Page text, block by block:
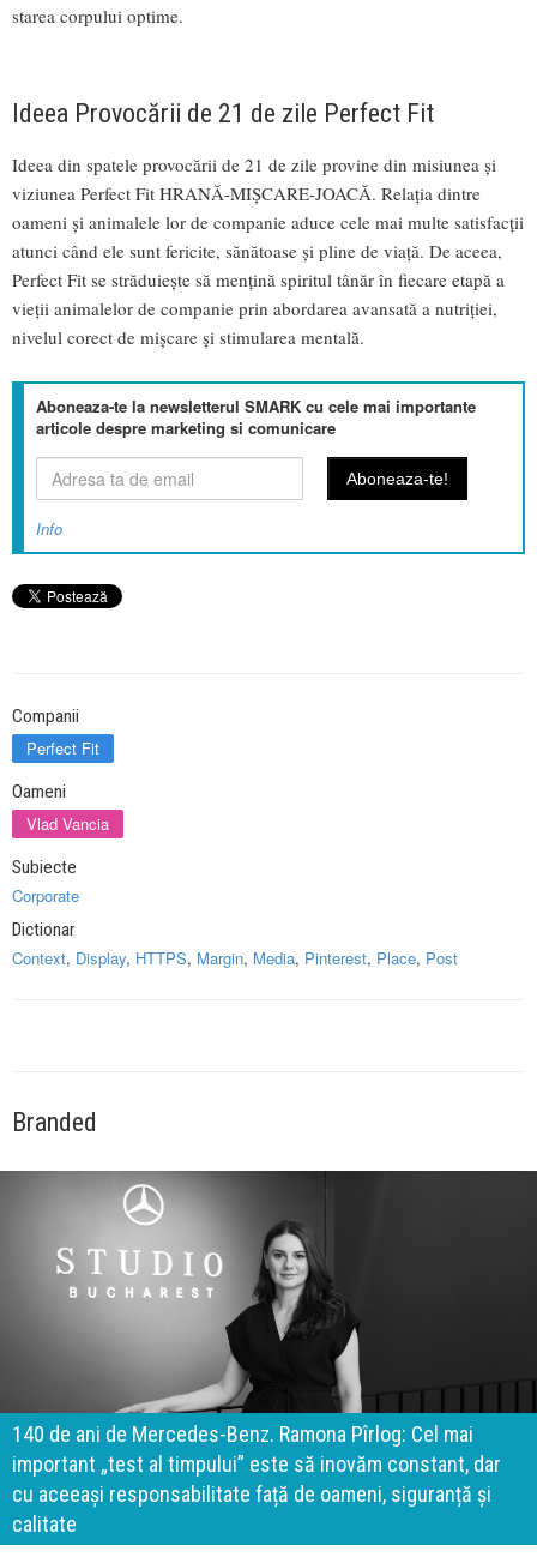
starea corpului optime.
Ideea Provocării de 21 de zile Perfect Fit
Ideea din spatele provocării de 21 de zile provine din misiunea și
viziunea Perfect Fit HRANĂ-MIȘCARE-JOACĂ. Relația dintre
oameni și animalele lor de companie aduce cele mai multe satisfacții
atunci când ele sunt fericite, sănătoase și pline de viață. De aceea,
Perfect Fit se străduiește să mențină spiritul tânăr în fiecare etapă a
vieții animalelor de companie prin abordarea avansată a nutriției,
nivelul corect de mișcare și stimularea mentală.
Aboneaza-te la newsletterul SMARK cu cele mai importante
articole despre marketing si comunicare
Info
Companii
Perfect Fit
Oameni
Vlad Vancia
Subiecte
Corporate
Dictionar
Context, Display, HTTPS, Margin, Media, Pinterest, Place, Post
Branded
140 de ani de Mercedes-Benz. Ramona Pîrlog: Cel mai
important „test al timpului” este să inovăm constant, dar
cu aceeași responsabilitate față de oameni, siguranță și
calitate